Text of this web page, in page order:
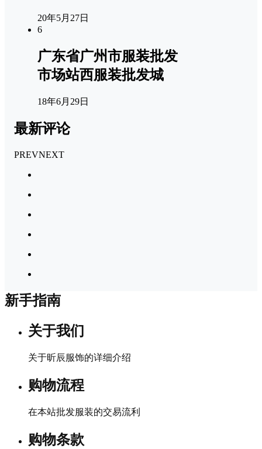
20年5月27日
6
广东省广州市服装批发
市场站西服装批发城
18年6月29日
最新评论
PREVNEXT
新手指南
关于我们
关于昕辰服饰的详细介绍
购物流程
在本站批发服装的交易流利
购物条款